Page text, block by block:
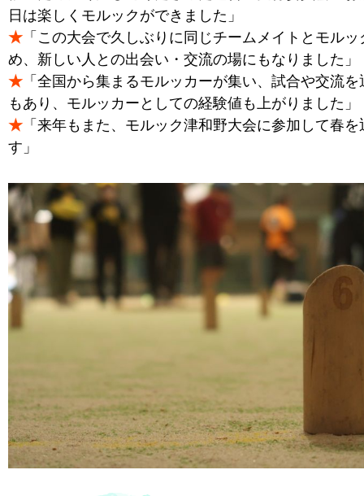
日は楽しくモルックができました」
★ 「この大会で久しぶりに同じチームメイトとモル
め、新しい人との出会い・交流の場にもなりました」
★ 「全国から集まるモルッカーが集い、試合や交流
もあり、モルッカーとしての経験値も上がりました」
★ 「来年もまた、モルック津和野大会に参加して春
す」